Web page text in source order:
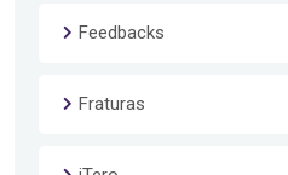
Feedbacks
Fraturas